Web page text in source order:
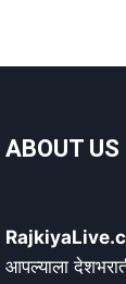
ABOUT US
आपल्याला